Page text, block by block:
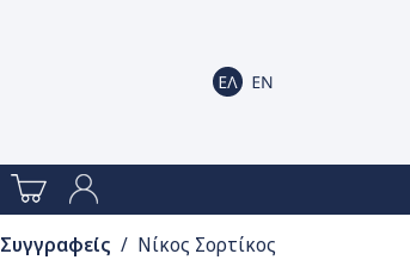
Συγγραφείς / Νίκος Σορτίκος